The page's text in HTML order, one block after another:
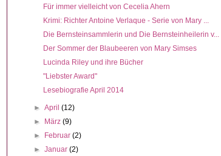
Für immer vielleicht von Cecelia Ahern
Krimi: Richter Antoine Verlaque - Serie von Mary ...
Die Bernsteinsammlerin und Die Bernsteinheilerin v...
Der Sommer der Blaubeeren von Mary Simses
Lucinda Riley und ihre Bücher
"Liebster Award"
Lesebiografie April 2014
►April(12)
►
März(9)
►
Februar(2)
►Januar(2)